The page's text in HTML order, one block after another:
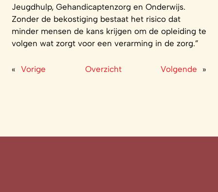
Jeugdhulp, Gehandicaptenzorg en Onderwijs.
Zonder de bekostiging bestaat het risico dat
minder mensen de kans krijgen om de opleiding te
volgen wat zorgt voor een verarming in de zorg.”
« Vorige Overzicht Volgende »